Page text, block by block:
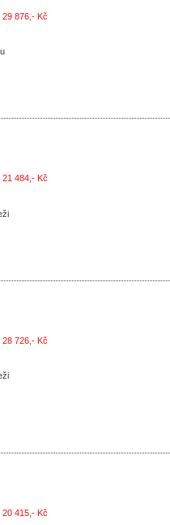
876,- Kč
484,- Kč
726,- Kč
415,- Kč